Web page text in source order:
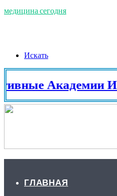
медицина сегодня
Искать
Академии
ГЛАВНАЯ